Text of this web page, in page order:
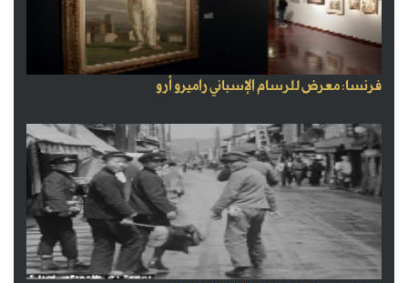
فرنسا: معرض للرسام الإسباني راميرو أرو